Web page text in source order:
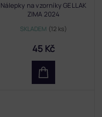
Nálepky na vzorníky GELLAK
ZIMA 2024
SKLADEM (12 ks)
45 Kč